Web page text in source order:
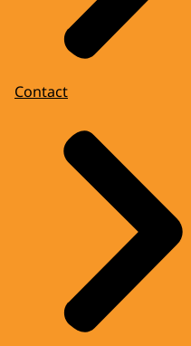
Contact